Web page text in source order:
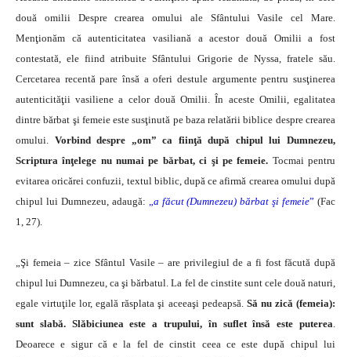
două omilii Despre crearea omului ale Sfântului Vasile cel Mare.
Menţionăm că autenticitatea vasiliană a acestor două Omilii a fost
contestată, ele fiind atribuite Sfântului Grigorie de Nyssa, fratele său.
Cercetarea recentă pare însă a oferi destule argumente pentru susţinerea
autenticităţii vasiliene a celor două Omilii. În aceste Omilii, egalitatea
dintre bărbat şi femeie este susţinută pe baza relatării biblice despre crearea
omului. Vorbind despre „om” ca fiinţă după chipul lui Dumnezeu,
Scriptura înţelege nu numai pe bărbat, ci şi pe femeie. Tocmai pentru
evitarea oricărei confuzii, textul biblic, după ce afirmă crearea omului după
chipul lui Dumnezeu, adaugă:
a făcut (Dumnezeu) bărbat şi femeie” (Fac
1, 27).
„Şi femeia – zice Sfântul Vasile – are privilegiul de a fi fost făcută după
chipul lui Dumnezeu, ca şi bărbatul. La fel de cinstite sunt cele două naturi,
egale virtuţile lor, egală răsplata şi aceeaşi pedeapsă. Să nu zică (femeia):
sunt slabă. Slăbiciunea este a trupului, în suflet însă este puterea
Deoarece e sigur că e la fel de cinstit ceea ce este după chipul lui